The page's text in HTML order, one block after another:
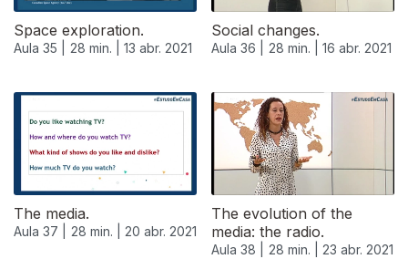
Space exploration.
Aula 35 | 28 min. | 13 abr. 2021
Social changes.
Aula 36 | 28 min. | 16 abr. 2021
The media.
Aula 37 | 28 min. | 20 abr. 2021
The evolution of the
media: the radio.
Aula 38 | 28 min. | 23 abr. 2021